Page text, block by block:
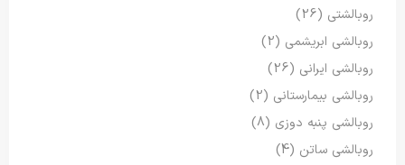
روبالشتی (26)
روبالشی ابریشمی (2)
روبالشی ایرانی (26)
روبالشی بیمارستانی (2)
روبالشی پنبه دوزی (8)
روبالشی ساتن (4)